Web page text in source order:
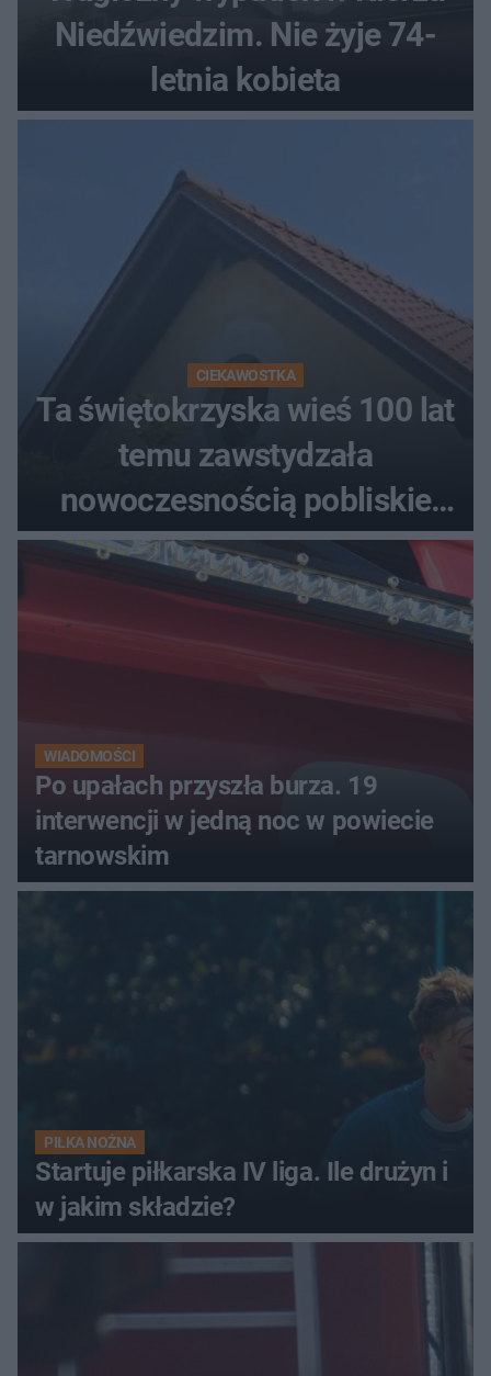
Niedźwiedzim. Nie żyje 74-
letnia kobieta
CIEKAWOSTKA
Ta świętokrzyska wieś 100 lat
temu zawstydzała
nowoczesnością pobliskie
miasta. Prąd, telefon i
luksusowa auta
WIADOMOŚCI
Po upałach przyszła burza. 19
interwencji w jedną noc w powiecie
tarnowskim
PIŁKA NOŻNA
Startuje piłkarska IV liga. Ile drużyn i
w jakim składzie?